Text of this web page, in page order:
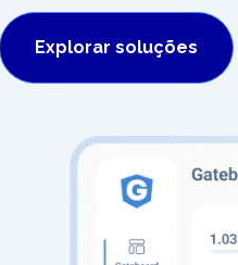
Explorar soluções